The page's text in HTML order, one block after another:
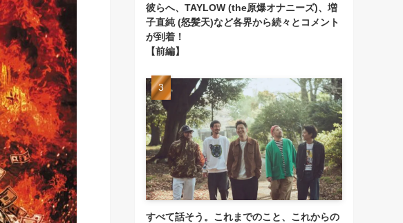
彼らへ、TAYLOW (the原爆オナニーズ)、増
子直純 (怒髪天)など各界から続々とコメント
が到着！
【前編】
すべて話そう。これまでのこと、これからの